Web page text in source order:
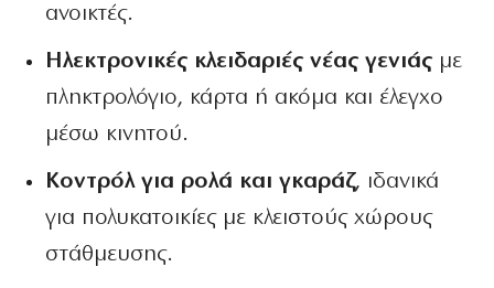
ανοικτές.
Ηλεκτρονικές κλειδαριές νέας γενιάςμε
πληκτρολόγιο, κάρτα ή ακόμα και έλεγχο
μέσω κινητού.
Κοντρόλ για ρολά και γκαράζ, ιδανικά
για πολυκατοικίες με κλειστούς χώρους
στάθμευσης.